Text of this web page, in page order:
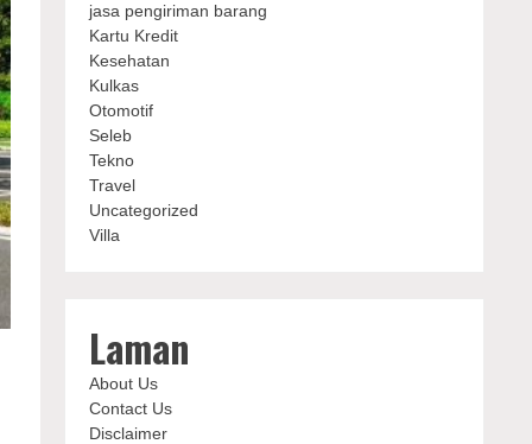
jasa pengiriman barang
Kartu Kredit
Kesehatan
Kulkas
Otomotif
Seleb
Tekno
Travel
Uncategorized
Villa
Laman
About Us
Contact Us
Disclaimer